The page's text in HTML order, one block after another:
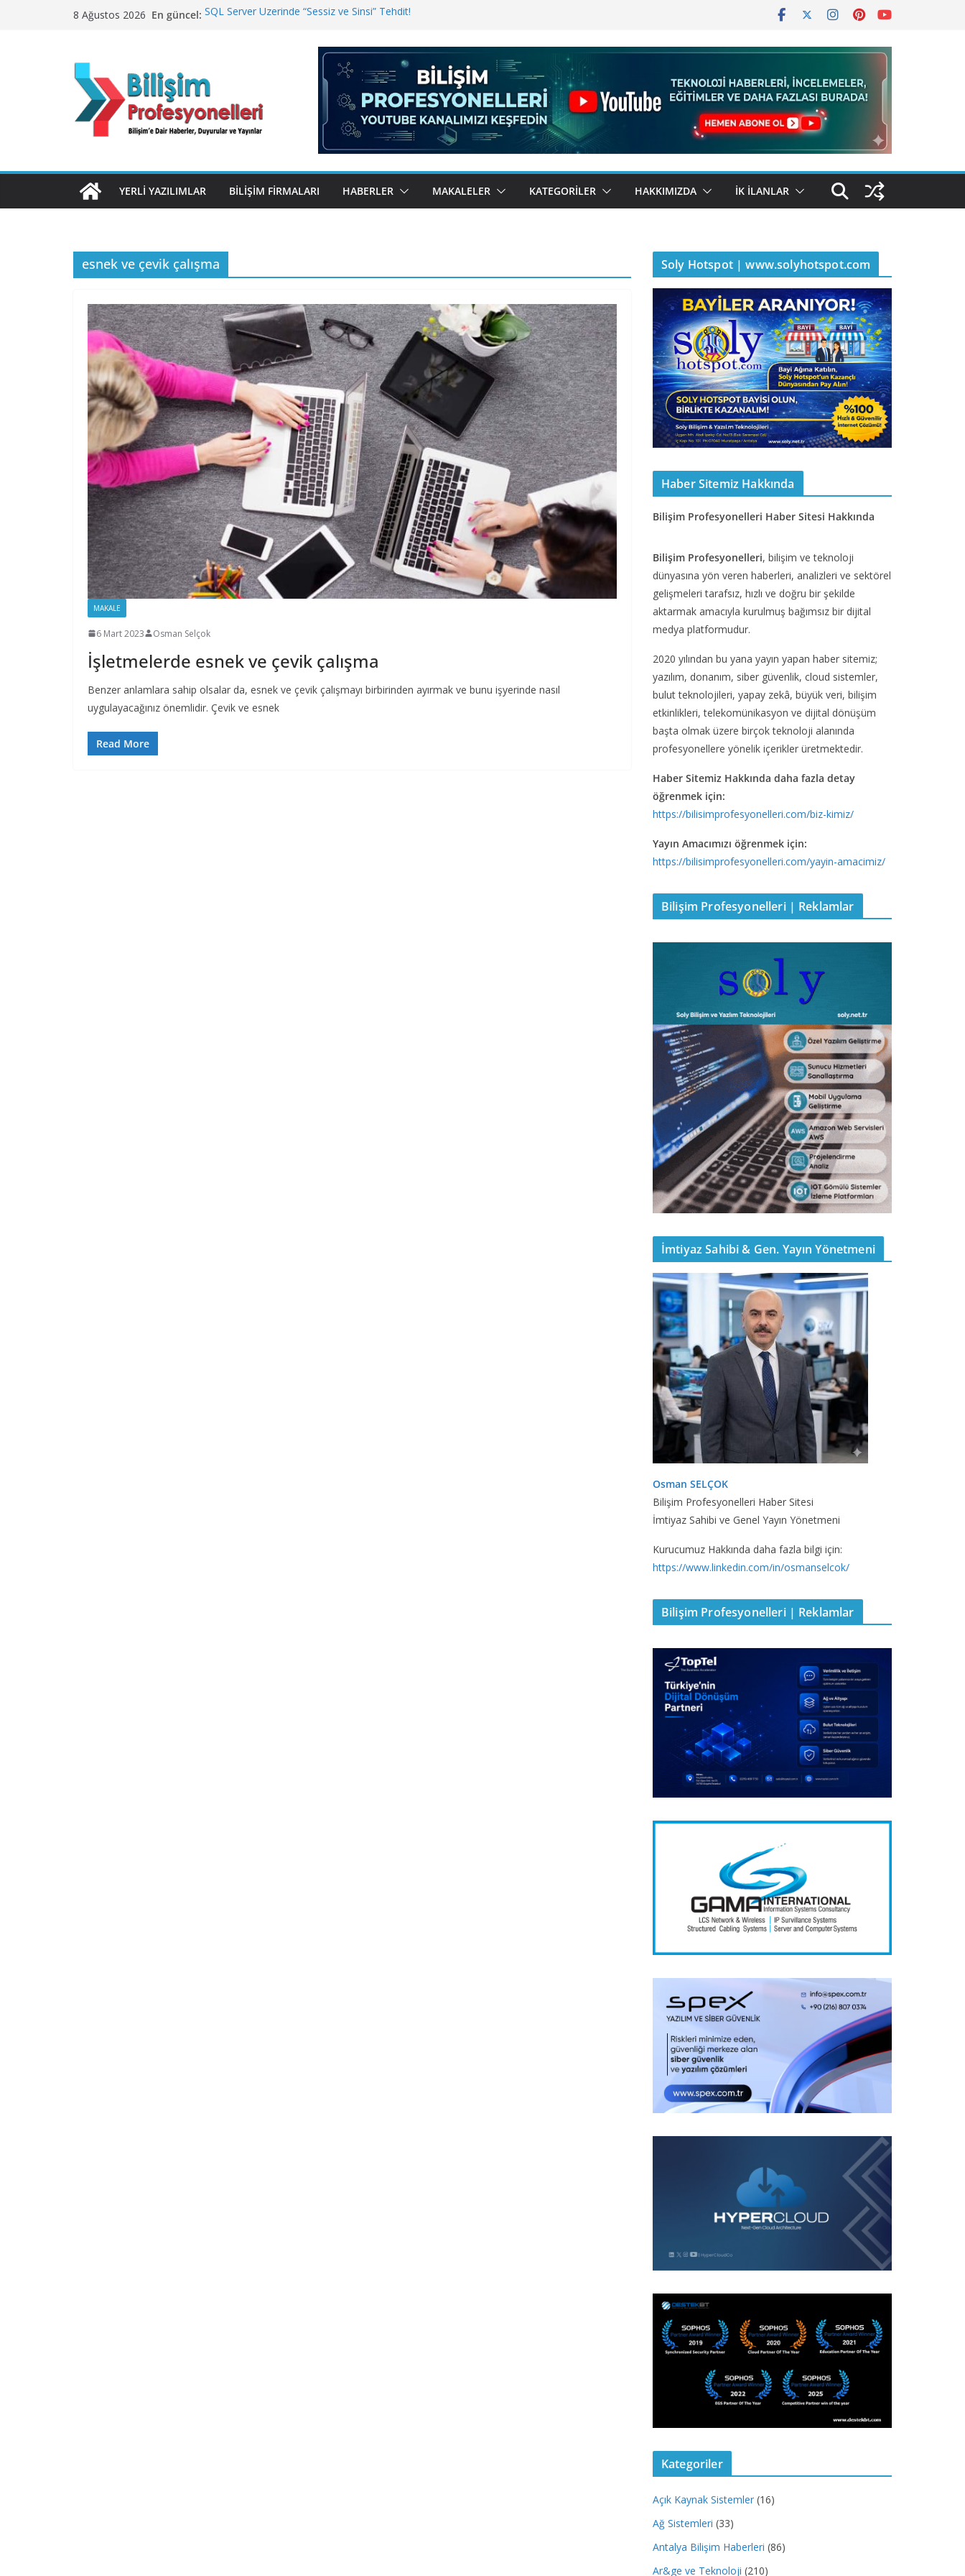
8 Ağustos 2026 En güncel: SQL Server Üzerinde “Sessiz ve Sinsi” Tehdit!
Geleceğin Finans Yönetimi, Bugün BulutTahsilat’ta
ElektraWeb’de Neler Yaşandı? Kemal Oral Tüm Sorularımızı
Yanıtladı
YERLI YAZILIMLAR BILIŞIM FIRMALARI HABERLER MAKALELER KATEGORILER HAKKIMIZDA İK İLANLAR
esnek ve çevik çalışma
MAKALE
6 Mart 2023 Osman Selçok
İşletmelerde esnek ve çevik çalışma
Benzer anlamlara sahip olsalar da, esnek ve çevik çalışmayı birbirinden ayırmak ve bunu işyerinde nasıl
uygulayacağınız önemlidir. Çevik ve esnek
Read More
Soly Hotspot | www.solyhotspot.com
Haber Sitemiz Hakkında
Bilişim Profesyonelleri Haber Sitesi Hakkında
Bilişim Profesyonelleri, bilişim ve teknoloji
dünyasına yön veren haberleri, analizleri ve sektörel
gelişmeleri tarafsız, hızlı ve doğru bir şekilde
aktarmak amacıyla kurulmuş bağımsız bir dijital
medya platformudur.
2020 yılından bu yana yayın yapan haber sitemiz;
yazılım, donanım, siber güvenlik, cloud sistemler,
bulut teknolojileri, yapay zekâ, büyük veri, bilişim
etkinlikleri, telekomünikasyon ve dijital dönüşüm
başta olmak üzere birçok teknoloji alanında
profesyonellere yönelik içerikler üretmektedir.
Haber Sitemiz Hakkında daha fazla detay
öğrenmek için:
https://bilisimprofesyonelleri.com/biz-kimiz/
Yayın Amacımızı öğrenmek için:
https://bilisimprofesyonelleri.com/yayin-amacimiz/
Bilişim Profesyonelleri | Reklamlar
İmtiyaz Sahibi & Gen. Yayın Yönetmeni
Osman SELÇOK
Bilişim Profesyonelleri Haber Sitesi
İmtiyaz Sahibi ve Genel Yayın Yönetmeni
Kurucumuz Hakkında daha fazla bilgi için:
https://www.linkedin.com/in/osmanselcok/
Bilişim Profesyonelleri | Reklamlar
Kategoriler
Açık Kaynak Sistemler (16)
Ağ Sistemleri (33)
Antalya Bilişim Haberleri (86)
Ar&ge ve Teknoloji (210)